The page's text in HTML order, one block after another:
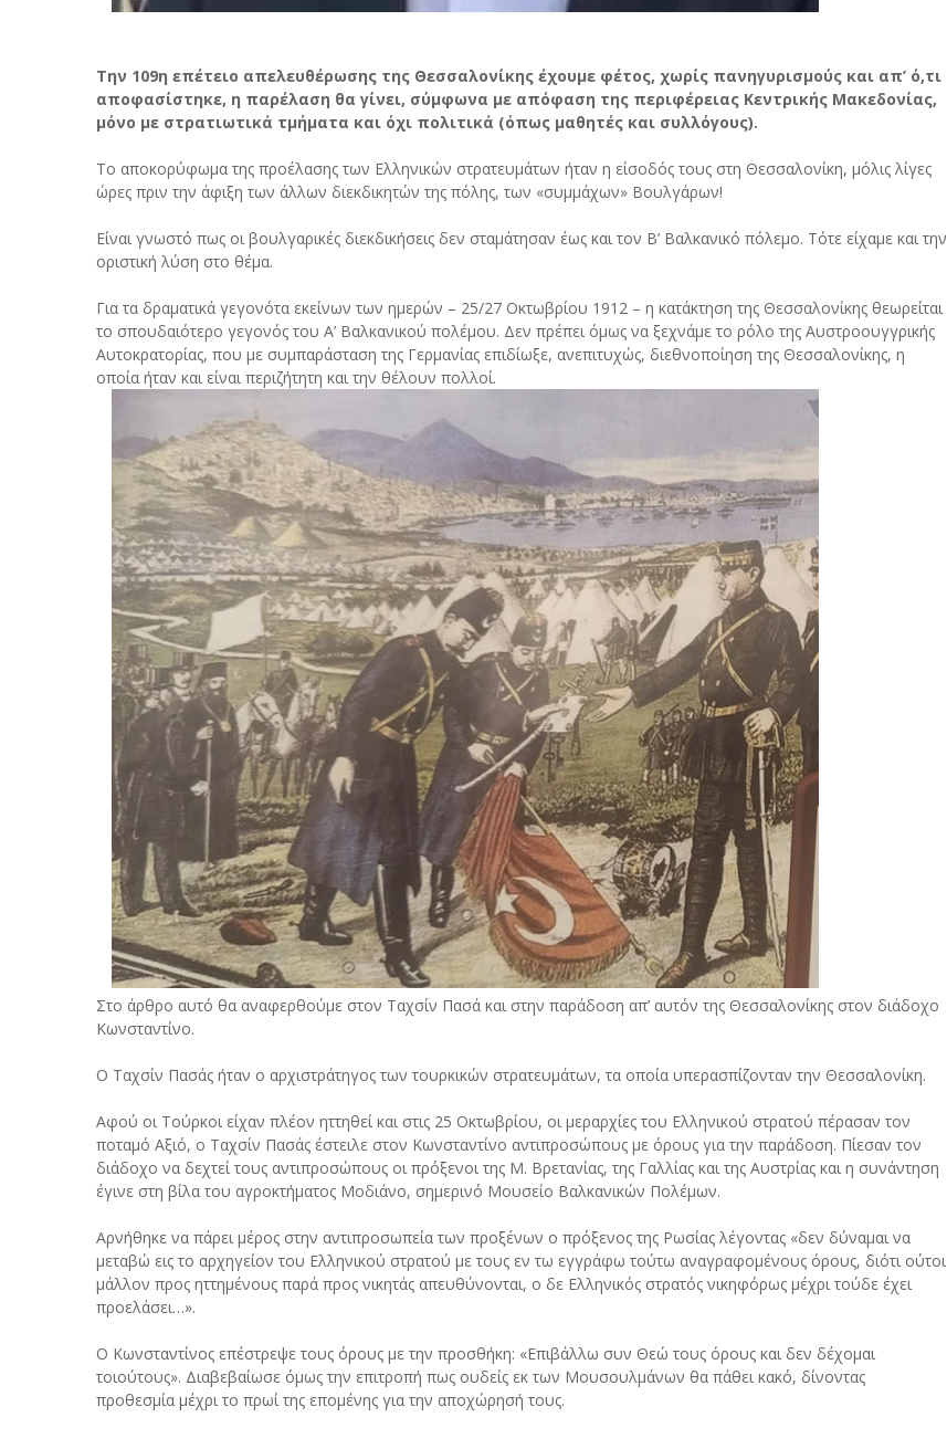
Την 109η επέτειο απελευθέρωσης της Θεσσαλονίκης έχουμε φέτος, χωρίς πανηγυρισμούς και απ’ ό,τι
αποφασίστηκε, η παρέλαση θα γίνει, σύμφωνα με απόφαση της περιφέρειας Κεντρικής Μακεδονίας,
μόνο με στρατιωτικά τμήματα και όχι πολιτικά (όπως μαθητές και συλλόγους).
Το αποκορύφωμα της προέλασης των Ελληνικών στρατευμάτων ήταν η είσοδός τους στη Θεσσαλονίκη, μόλις λίγες
ώρες πριν την άφιξη των άλλων διεκδικητών της πόλης, των «συμμάχων» Βουλγάρων!
Είναι γνωστό πως οι βουλγαρικές διεκδικήσεις δεν σταμάτησαν έως και τον Β’ Βαλκανικό πόλεμο. Τότε είχαμε και την
οριστική λύση στο θέμα.
Για τα δραματικά γεγονότα εκείνων των ημερών – 25/27 Οκτωβρίου 1912 – η κατάκτηση της Θεσσαλονίκης θεωρείται
το σπουδαιότερο γεγονός του Α’ Βαλκανικού πολέμου. Δεν πρέπει όμως να ξεχνάμε το ρόλο της Αυστροουγγρικής
Αυτοκρατορίας, που με συμπαράσταση της Γερμανίας επιδίωξε, ανεπιτυχώς, διεθνοποίηση της Θεσσαλονίκης, η
οποία ήταν και είναι περιζήτητη και την θέλουν πολλοί.
Στο άρθρο αυτό θα αναφερθούμε στον Ταχσίν Πασά και στην παράδοση απ’ αυτόν της Θεσσαλονίκης στον διάδοχο
Κωνσταντίνο.
Ο Ταχσίν Πασάς ήταν ο αρχιστράτηγος των τουρκικών στρατευμάτων, τα οποία υπερασπίζονταν την Θεσσαλονίκη.
Αφού οι Τούρκοι είχαν πλέον ηττηθεί και στις 25 Οκτωβρίου, οι μεραρχίες του Ελληνικού στρατού πέρασαν τον
ποταμό Αξιό, ο Ταχσίν Πασάς έστειλε στον Κωνσταντίνο αντιπροσώπους με όρους για την παράδοση. Πίεσαν τον
διάδοχο να δεχτεί τους αντιπροσώπους οι πρόξενοι της Μ. Βρετανίας, της Γαλλίας και της Αυστρίας και η συνάντηση
έγινε στη βίλα του αγροκτήματος Μοδιάνο, σημερινό Μουσείο Βαλκανικών Πολέμων.
Αρνήθηκε να πάρει μέρος στην αντιπροσωπεία των προξένων ο πρόξενος της Ρωσίας λέγοντας «δεν δύναμαι να
μεταβώ εις το αρχηγείον του Ελληνικού στρατού με τους εν τω εγγράφω τούτω αναγραφομένους όρους, διότι ούτοι
μάλλον προς ηττημένους παρά προς νικητάς απευθύνονται, ο δε Ελληνικός στρατός νικηφόρως μέχρι τούδε έχει
προελάσει…».
Ο Κωνσταντίνος επέστρεψε τους όρους με την προσθήκη: «Επιβάλλω συν Θεώ τους όρους και δεν δέχομαι
τοιούτους». Διαβεβαίωσε όμως την επιτροπή πως ουδείς εκ των Μουσουλμάνων θα πάθει κακό, δίνοντας
προθεσμία μέχρι το πρωί της επομένης για την αποχώρησή τους.